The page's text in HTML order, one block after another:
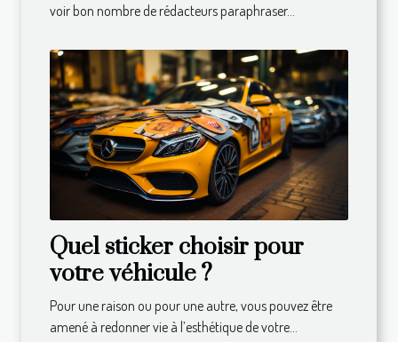
voir bon nombre de rédacteurs paraphraser...
Quel sticker choisir pour
votre véhicule ?
Pour une raison ou pour une autre, vous pouvez être
amené à redonner vie à l’esthétique de votre...